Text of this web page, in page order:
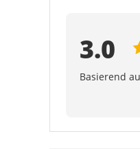
3.0
Basierend